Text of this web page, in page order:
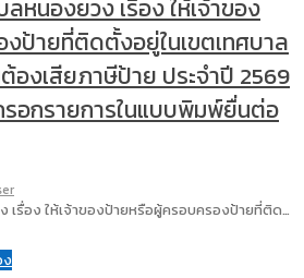
หนองยวง เรื่อง ให้เจ้าของ
ป้ายที่ติดตั้งอยู่ในเขตเทศบาล
งเสียภาษีป้าย ประจำปี 2569
อกรายการในแบบพิมพ์ยื่นต่อ
เรื่อง ให้เจ้าของป้ายหรือผู้ครอบครองป้ายที่ติด…